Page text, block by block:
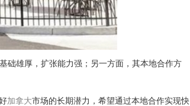
础雄厚，扩张能力强；另一方面，其本地合作方
加拿大市场的长期潜力，希望通过本地合作实现快